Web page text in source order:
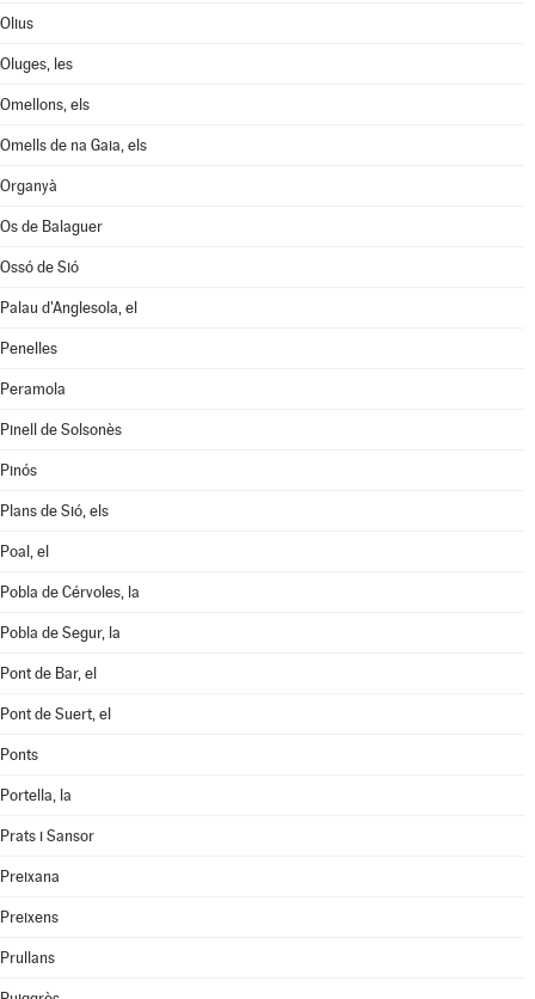
Olius
Oluges, les
Omellons, els
Omells de na Gaia, els
Organyà
Os de Balaguer
Ossó de Sió
Palau d'Anglesola, el
Penelles
Peramola
Pinell de Solsonès
Pinós
Plans de Sió, els
Poal, el
Pobla de Cérvoles, la
Pobla de Segur, la
Pont de Bar, el
Pont de Suert, el
Ponts
Portella, la
Prats i Sansor
Preixana
Preixens
Prullans